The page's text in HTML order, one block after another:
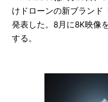
けドローンの新ブラン
発表した。8月に8K映像
する。